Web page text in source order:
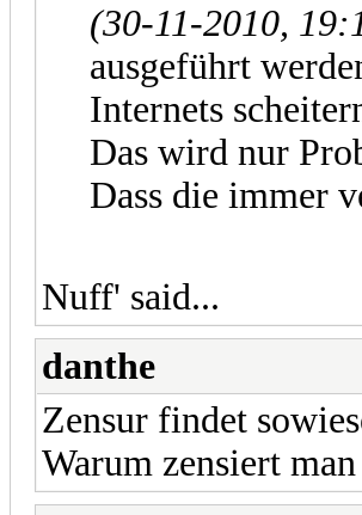
(30-11-2010,
ausgeführt
Internets
Das wird nur
Dass die immer
Nuff' said...
danthe
Zensur findet
Warum zensiert